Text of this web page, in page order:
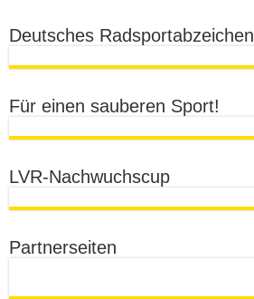
Deutsches Radsportabzeichen
Für einen sauberen Sport!
LVR-Nachwuchscup
Partnerseiten